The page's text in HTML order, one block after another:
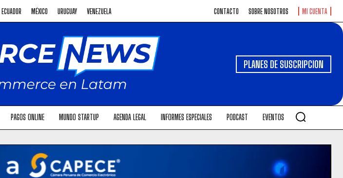
ECUADOR MÉXICO URUGUAY VENEZUELA CONTACTO SOBRE NOSOTROS MI CUENTA
PLANES DE SUSCRIPCION
PAGOS ONLINE MUNDO STARTUP AGENDA LEGAL INFORMES ESPECIALES PODCAST EVENTOS